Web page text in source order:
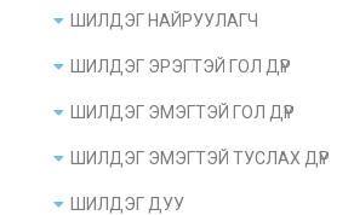
ШИЛДЭГ НАЙРУУЛАГЧ
ШИЛДЭГ ЭРЭГТЭЙ ГОЛ ДҮР
ШИЛДЭГ ЭМЭГТЭЙ ГОЛ ДҮР
ШИЛДЭГ ЭМЭГТЭЙ ТУСЛАХ ДҮР
ШИЛДЭГ ДУУ